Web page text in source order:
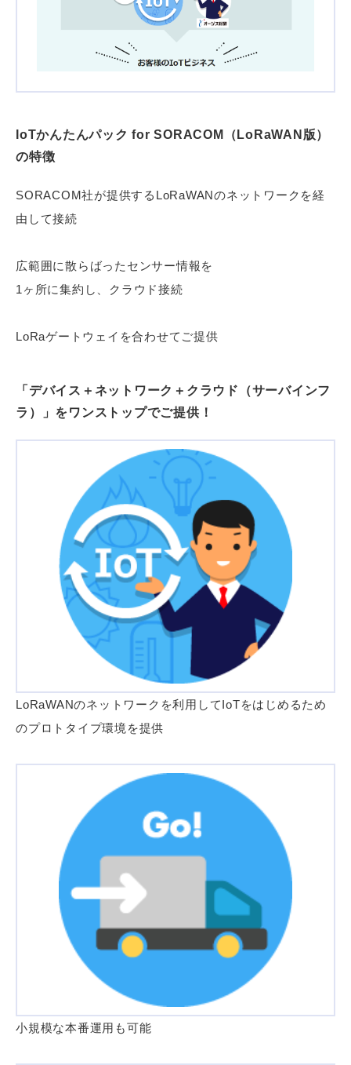
IoTかんたんパック for SORACOM（LoRaWAN版）
の特徴
SORACOM社が提供するLoRaWANのネットワークを経
由して接続
広範囲に散らばったセンサー情報を
1ヶ所に集約し、クラウド接続
LoRaゲートウェイを合わせてご提供
「デバイス＋ネットワーク＋クラウド（サーバインフ
ラ）」をワンストップでご提供！
LoRaWANのネットワークを利用してIoTをはじめるため
のプロトタイプ環境を提供
小規模な本番運用も可能